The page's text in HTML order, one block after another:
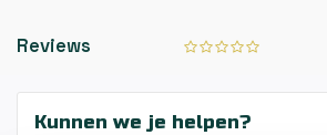
Reviews
Kunnen we je helpen?